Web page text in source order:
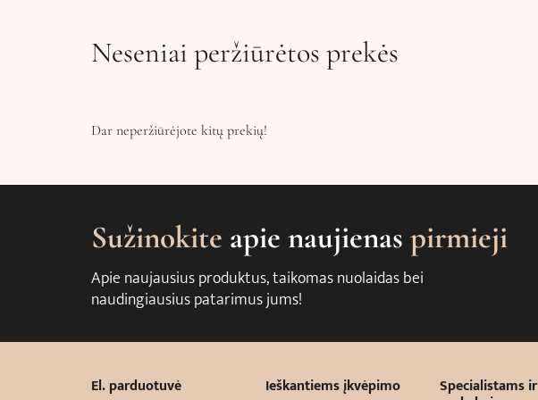
Neseniai peržiūrėtos prekės
Dar neperžiūrėjote kitų prekių!
Sužinokite apie naujienas pirmieji
Apie naujausius produktus, taikomas nuolaidas bei
naudingiausius patarimus jums!
El. parduotuvė Ieškantiems įkvėpimo Specialistams ir